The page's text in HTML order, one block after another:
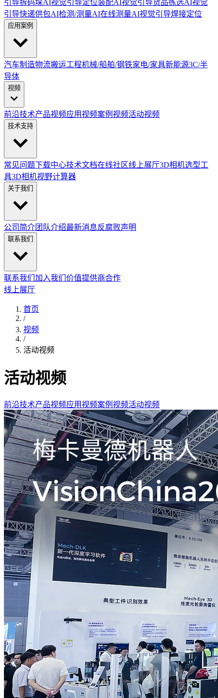
引导拆码垛AI视觉引导定位装配AI视觉引导货品拣选AI视觉
引导快递供包AI检测/测量AI在线测量AI视觉引导焊接定位
应用案例
汽车制造物流搬运工程机械/船舶/钢铁家电/家具新能源3C/半
导体
视频
前沿技术产品视频应用视频案例视频活动视频
技术支持
常见问题下载中心技术文档在线社区线上展厅3D相机选型工
具3D相机视野计算器
关于我们
公司简介团队介绍最新消息反腐败声明
联系我们
联系我们 加入我们 价值提供商合作
线上展厅
首页
/
视频
/
活动视频
活动视频
前沿技术产品视频应用视频案例视频活动视频